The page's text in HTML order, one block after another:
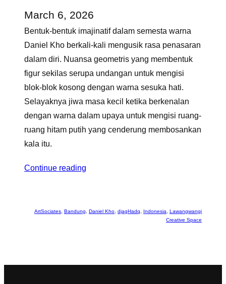
March 6, 2026
Bentuk-bentuk imajinatif dalam semesta warna
Daniel Kho berkali-kali mengusik rasa penasaran
dalam diri. Nuansa geometris yang membentuk
figur sekilas serupa undangan untuk mengisi
blok-blok kosong dengan warna sesuka hati.
Selayaknya jiwa masa kecil ketika berkenalan
dengan warna dalam upaya untuk mengisi ruang-
ruang hitam putih yang cenderung membosankan
kala itu.
Continue reading
ArtSociates Bandung Daniel Kho djagHadq Indonesia
Lawangwangi
Creative Space